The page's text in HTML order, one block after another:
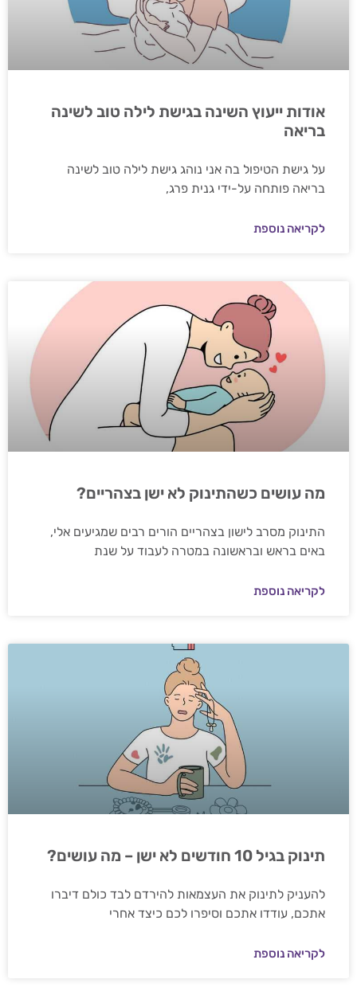
אודות ייעוץ השינה בגישת לילה טוב לשינה
בריאה
על גישת הטיפול בה אני נוהג גישת לילה טוב לשינה
בריאה פותחה על-ידי גנית פרג,
לקריאה נוספת
מה עושים כשהתינוק לא ישן בצהריים?
התינוק מסרב לישון בצהריים הורים רבים שמגיעים אלי,
באים בראש ובראשונה במטרה לעבוד על שנת
לקריאה נוספת
תינוק בגיל 10 חודשים לא ישן – מה עושים?
להעניק לתינוק את העצמאות להירדם לבד כולם דיברו
אתכם, עודדו אתכם וסיפרו לכם כיצד אחרי
לקריאה נוספת